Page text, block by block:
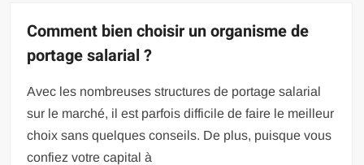
Comment bien choisir un organisme de
portage salarial ?
Avec les nombreuses structures de portage salarial
sur le marché, il est parfois difficile de faire le meilleur
choix sans quelques conseils. De plus, puisque vous
confiez votre capital à